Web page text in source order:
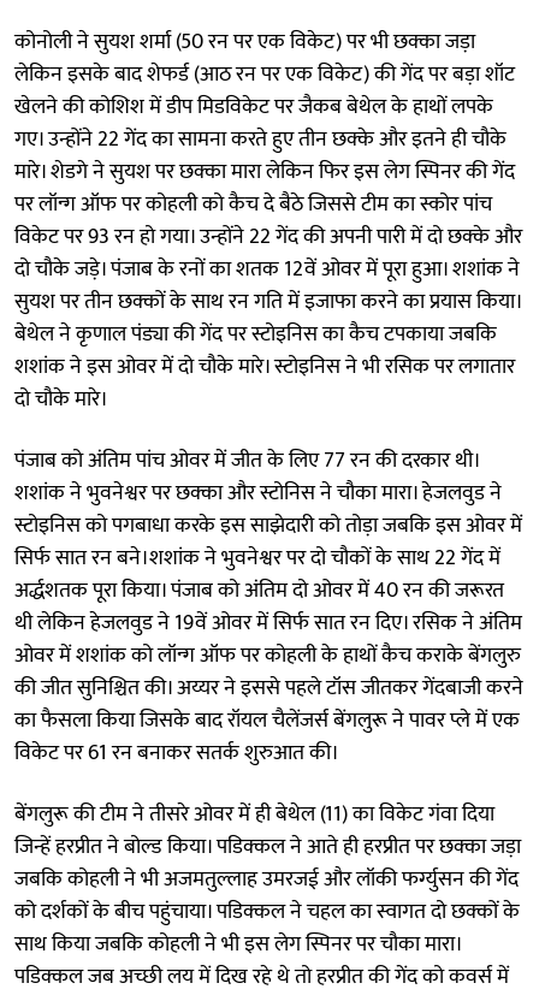
कोनोली ने सुयश शर्मा (50 रन पर एक विकेट) पर भी छक्का जड़ा
लेकिन इसके बाद शेफर्ड (आठ रन पर एक विकेट) की गेंद पर बड़ा शॉट
खेलने की कोशिश में डीप मिडविकेट पर जैकब बेथेल के हाथों लपके
गए। उन्होंने 22 गेंद का सामना करते हुए तीन छक्के और इतने ही चौके
मारे। शेडगे ने सुयश पर छक्का मारा लेकिन फिर इस लेग स्पिनर की गेंद
पर लॉन्ग ऑफ पर कोहली को कैच दे बैठे जिससे टीम का स्कोर पांच
विकेट पर 93 रन हो गया। उन्होंने 22 गेंद की अपनी पारी में दो छक्के और
दो चौके जड़े। पंजाब के रनों का शतक 12वें ओवर में पूरा हुआ। शशांक ने
सुयश पर तीन छक्कों के साथ रन गति में इजाफा करने का प्रयास किया।
बेथेल ने कृणाल पंड्या की गेंद पर स्टोइनिस का कैच टपकाया जबकि
शशांक ने इस ओवर में दो चौके मारे। स्टोइनिस ने भी रसिक पर लगातार
दो चौके मारे।
पंजाब को अंतिम पांच ओवर में जीत के लिए 77 रन की दरकार थी।
शशांक ने भुवनेश्वर पर छक्का और स्टोनिस ने चौका मारा। हेजलवुड ने
स्टोइनिस को पगबाधा करके इस साझेदारी को तोड़ा जबकि इस ओवर में
सिर्फ सात रन बने।शशांक ने भुवनेश्वर पर दो चौकों के साथ 22 गेंद में
अर्द्धशतक पूरा किया। पंजाब को अंतिम दो ओवर में 40 रन की जरूरत
थी लेकिन हेजलवुड ने 19वें ओवर में सिर्फ सात रन दिए। रसिक ने अंतिम
ओवर में शशांक को लॉन्ग ऑफ पर कोहली के हाथों कैच कराके बेंगलुरु
की जीत सुनिश्चित की। अय्यर ने इससे पहले टॉस जीतकर गेंदबाजी करने
का फैसला किया जिसके बाद रॉयल चैलेंजर्स बेंगलुरू ने पावर प्ले में एक
विकेट पर 61 रन बनाकर सतर्क शुरुआत की।
बेंगलुरू की टीम ने तीसरे ओवर में ही बेथेल (11) का विकेट गंवा दिया
जिन्हें हरप्रीत ने बोल्ड किया। पडिक्कल ने आते ही हरप्रीत पर छक्का जड़ा
जबकि कोहली ने भी अजमतुल्लाह उमरजई और लॉकी फर्ग्युसन की गेंद
को दर्शकों के बीच पहुंचाया। पडिक्कल ने चहल का स्वागत दो छक्कों के
साथ किया जबकि कोहली ने भी इस लेग स्पिनर पर चौका मारा।
पडिक्कल जब अच्छी लय में दिख रहे थे तो हरप्रीत की गेंद को कवर्स में